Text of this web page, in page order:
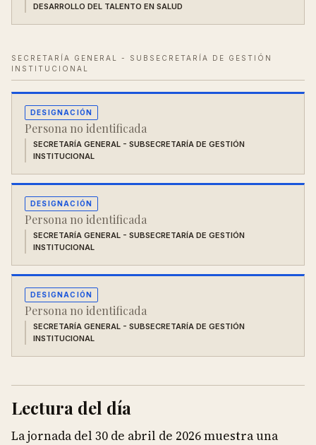
DESARROLLO DEL TALENTO EN SALUD
SECRETARÍA GENERAL - SUBSECRETARÍA DE GESTIÓN
INSTITUCIONAL
DESIGNACIÓN
Persona no identificada
SECRETARÍA GENERAL - SUBSECRETARÍA DE GESTIÓN
INSTITUCIONAL
DESIGNACIÓN
Persona no identificada
SECRETARÍA GENERAL - SUBSECRETARÍA DE GESTIÓN
INSTITUCIONAL
DESIGNACIÓN
Persona no identificada
SECRETARÍA GENERAL - SUBSECRETARÍA DE GESTIÓN
INSTITUCIONAL
Lectura del día
La jornada del 30 de abril de 2026 muestra una